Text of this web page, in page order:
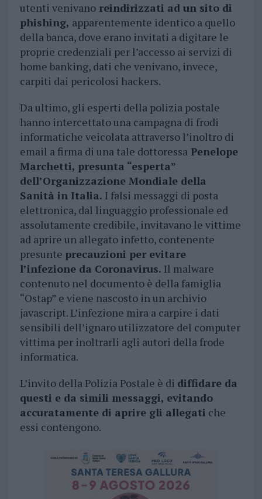
utenti venivanoreindirizzati ad un sito di
phishing, apparentemente identico a quello
della banca, dove erano invitati a digitare le
proprie credenziali per l’accesso ai servizi di
home banking, dati che venivano, invece,
carpiti dai pericolosi hackers.
Da ultimo, gli esperti della polizia postale
hanno intercettato una campagna di frodi
informatiche veicolata attraverso l’inoltro di
email a firma di una tale dottoressaPenelope
Marchetti, presunta “esperta”
dell’Organizzazione Mondiale della
Sanità in Italia. I falsi messaggi di posta
elettronica, dal linguaggio professionale ed
assolutamente credibile, invitavano le vittime
ad aprire un allegato infetto, contenente
presunte precauzioni per evitare
l’infezione da Coronavirus. Il malware
contenuto nel documento è della famiglia
“Ostap” e viene nascosto in un archivio
javascript. L’infezione mira a carpire i dati
sensibili dell’ignaro utilizzatore del computer
vittima per inoltrarli agli autori della frode
informatica.
L’invito della Polizia Postale è di diffidare da
questi e da simili messaggi, evitando
accuratamente di aprire gli allegati che
essi contengono.